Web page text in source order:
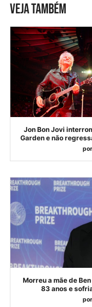
VEJA TAMBÉM
Jon Bon Jovi
Garden e não
por
Morreu a mãe de
83 anos e
por